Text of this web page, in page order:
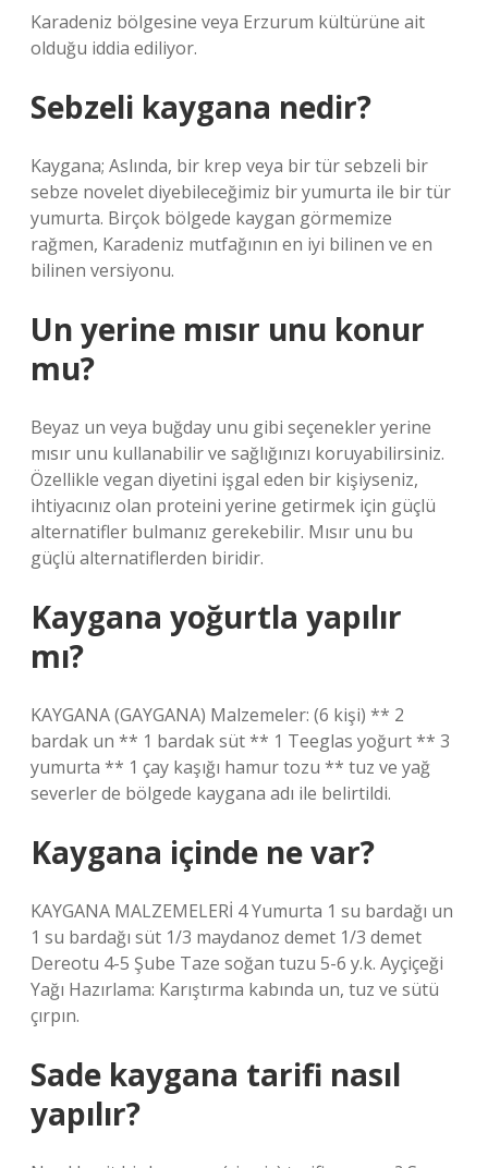
Karadeniz bölgesine veya Erzurum kültürüne ait
olduğu iddia ediliyor.
Sebzeli kaygana nedir?
Kaygana; Aslında, bir krep veya bir tür sebzeli bir
sebze novelet diyebileceğimiz bir yumurta ile bir tür
yumurta. Birçok bölgede kaygan görmemize
rağmen, Karadeniz mutfağının en iyi bilinen ve en
bilinen versiyonu.
Un yerine mısır unu konur
mu?
Beyaz un veya buğday unu gibi seçenekler yerine
mısır unu kullanabilir ve sağlığınızı koruyabilirsiniz.
Özellikle vegan diyetini işgal eden bir kişiyseniz,
ihtiyacınız olan proteini yerine getirmek için güçlü
alternatifler bulmanız gerekebilir. Mısır unu bu
güçlü alternatiflerden biridir.
Kaygana yoğurtla yapılır
mı?
KAYGANA (GAYGANA) Malzemeler: (6 kişi) ** 2
bardak un ** 1 bardak süt ** 1 Teeglas yoğurt ** 3
yumurta ** 1 çay kaşığı hamur tozu ** tuz ve yağ
severler de bölgede kaygana adı ile belirtildi.
Kaygana içinde ne var?
KAYGANA MALZEMELERİ 4 Yumurta 1 su bardağı un
1 su bardağı süt 1/3 maydanoz demet 1/3 demet
Dereotu 4-5 Şube Taze soğan tuzu 5-6 y.k. Ayçiçeği
Yağı Hazırlama: Karıştırma kabında un, tuz ve sütü
çırpın.
Sade kaygana tarifi nasıl
yapılır?